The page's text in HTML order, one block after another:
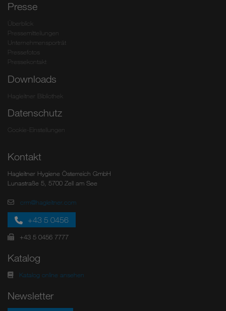
Presse
Überblick
Pressemitteilungen
Unternehmensporträt
Pressefotos
Pressekontakt
Downloads
Hagleitner Bibliothek
Datenschutz
Cookie-Einstellungen
Kontakt
Hagleitner Hygiene Österreich GmbH
Lunastraße 5, 5700 Zell am See
crm@hagleitner.com
+43 5 0456
+43 5 0456 7777
Katalog
Katalog online ansehen
Newsletter